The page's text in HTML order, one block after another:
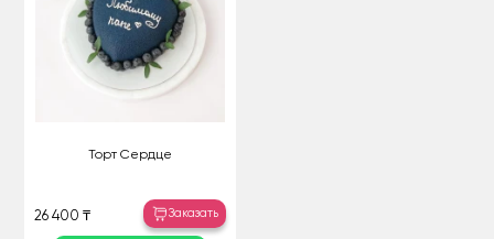
Торт Сердце
26 400 ₸ Заказать